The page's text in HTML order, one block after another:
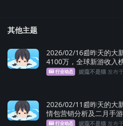
其他主题
2026/02/16📰昨天的大
4100万，全球新游收入
行业动态 妮蔻不是猫 发布
2026/02/11📰昨天的大
情包营销分析及二月手
行业动态 妮蔻不是猫 发布